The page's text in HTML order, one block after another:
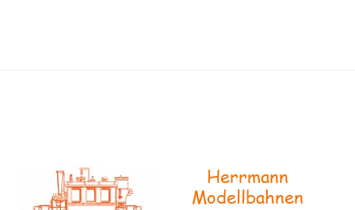
Herrmann
Modellbahnen